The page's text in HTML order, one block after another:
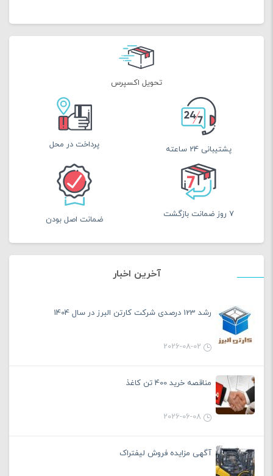
تحویل اکسپرس
پشتیبانی 24 ساعته پرداخت در محل
7 روز ضمانت بازگشت
ضمانت اصل بودن
آخرین اخبار
رشد 123 درصدی شرکت کارتن البرز در سال 1404
2026-08-02
مناقصه خرید 400 تن کاغذ
2026-06-08
آگهی مزایده فروش لیفتراک